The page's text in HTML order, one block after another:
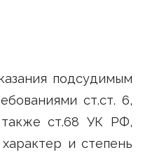
подсудимым
ст.ст. 6,
ст.68 УК РФ,
и степень